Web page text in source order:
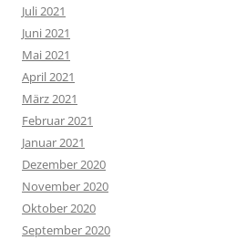
Juli 2021
Juni 2021
Mai 2021
April 2021
März 2021
Februar 2021
Januar 2021
Dezember 2020
November 2020
Oktober 2020
September 2020